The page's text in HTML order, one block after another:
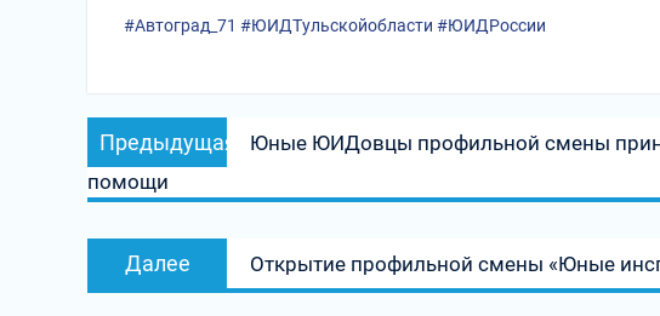
#Автоград_71 #ЮИДТульскойобласти #ЮИДРоссии
Навигация
по
записям
Предыдущая
запись:
Юные ЮИДовцы профильной смены
помощи
Далее
запись:
Открытие профильной смены «Юные